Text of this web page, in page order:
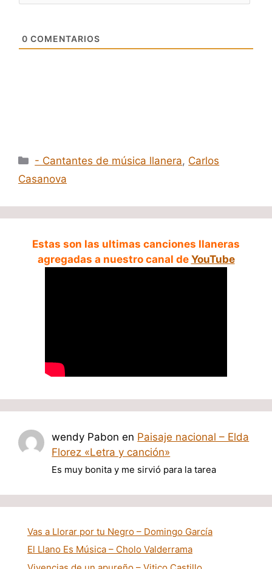
0 COMENTARIOS
Categorías
- Cantantes de música llanera, Carlos
Casanova
Estas son las ultimas canciones llaneras
agregadas a nuestro canal de YouTube
wendy Pabon en Paisaje nacional – Elda
Florez «Letra y canción»
Es muy bonita y me sirvió para la tarea
Vas a Llorar por tu Negro – Domingo García
El Llano Es Música – Cholo Valderrama